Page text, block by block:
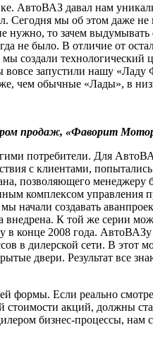
АвтоВАЗ давал нам
Сегодня мы об этом даже
нужно, то зачем
не было. В отличие от
создали
запустили нашу «Ладу
чем обычные «Лады», в
продаж, «Фаворит
потребители. Для
с клиентами,
позволяющего менеджеру
комплексом
начали создавать
К той же серии
конце 2008 года.
в дилерской сети. В этот
двери. Результат все
формы. Если реально
акций, должны
бизнес-процессы,